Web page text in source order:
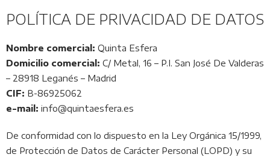
POLÍTICA DE PRIVACIDAD DE DATOS
Nombre comercial: Quinta Esfera
Domicilio comercial: C/ Metal, 16 – P.I. San José De Valderas
– 28918 Leganés – Madrid
CIF: B-86925062
e-mail: info@quintaesfera.es
De conformidad con lo dispuesto en la Ley Orgánica 15/1999,
de Protección de Datos de Carácter Personal (LOPD) y su